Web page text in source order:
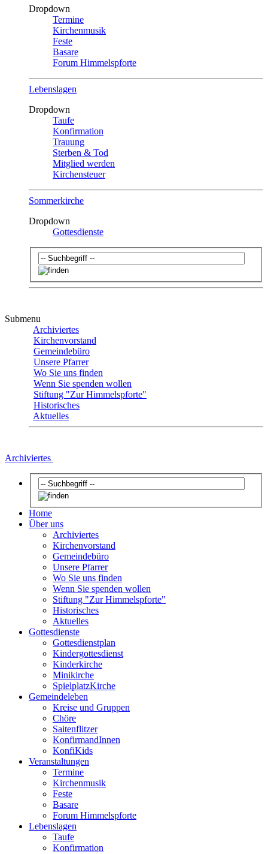
Dropdown
Termine
Kirchenmusik
Feste
Basare
Forum Himmelspforte
Lebenslagen
Dropdown
Taufe
Konfirmation
Trauung
Sterben & Tod
Mitglied werden
Kirchensteuer
Sommerkirche
Dropdown
Gottesdienste
Submenu
Archiviertes
Kirchenvorstand
Gemeindebüro
Unsere Pfarrer
Wo Sie uns finden
Wenn Sie spenden wollen
Stiftung "Zur Himmelspforte"
Historisches
Aktuelles
Archiviertes
Home
Über uns
Archiviertes
Kirchenvorstand
Gemeindebüro
Unsere Pfarrer
Wo Sie uns finden
Wenn Sie spenden wollen
Stiftung "Zur Himmelspforte"
Historisches
Aktuelles
Gottesdienste
Gottesdienstplan
Kindergottesdienst
Kinderkirche
Minikirche
SpielplatzKirche
Gemeindeleben
Kreise und Gruppen
Chöre
Saitenflitzer
KonfirmandInnen
KonfiKids
Veranstaltungen
Termine
Kirchenmusik
Feste
Basare
Forum Himmelspforte
Lebenslagen
Taufe
Konfirmation